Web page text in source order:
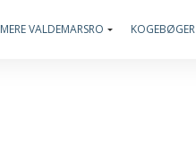
MERE VALDEMARSRO KOGEBØGER